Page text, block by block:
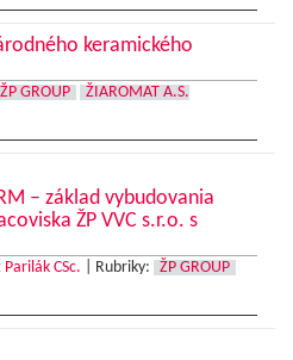
keramického
ŽP GROUP
ŽIAROMAT A.S.
– základ vybudovania
ŽP VVC s.r.o. s
CSc. Rubriky:
ŽP GROUP